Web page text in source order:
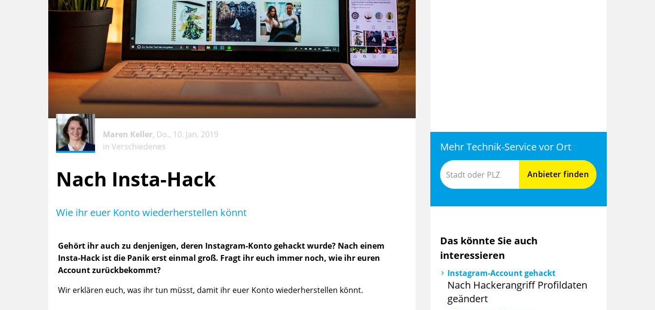
Maren Keller, Do., 10. Jan. 2019
in Verschiedenes
Nach Insta-Hack
Wie ihr euer Konto wiederherstellen könnt
Gehört ihr auch zu denjenigen, deren Instagram-Konto gehackt wurde? Nach einem
Insta-Hack ist die Panik erst einmal groß. Fragt ihr euch immer noch, wie ihr euren
Account zurückbekommt?
Wir erklären euch, was ihr tun müsst, damit ihr euer Konto wiederherstellen könnt.
Mehr Technik-Service vor Ort
Anbieter finden
Das könnte Sie auch
interessieren
Instagram-Account gehackt
Nach Hackerangriff Profildaten
geändert